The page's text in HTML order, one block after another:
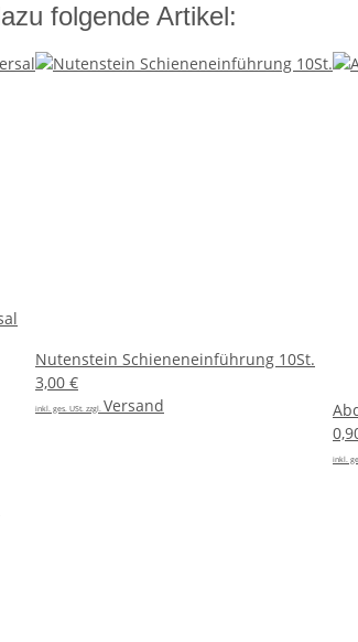
folgende Artikel:
Nutenstein Schieneneinführung 10St.
3,00 €
inkl. ges. USt. zzgl. Versand
inkl.